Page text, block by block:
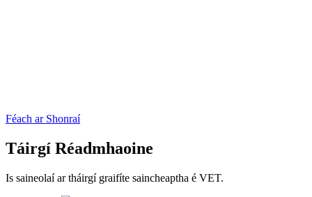
Féach ar Shonraí
Táirgí Réadmhaoine
Is saineolaí ar tháirgí graifíte saincheaptha é VET.